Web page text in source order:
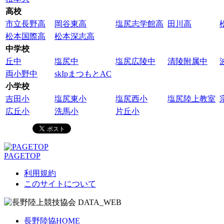
高校
市立長野高
岡谷東高 塩尻志学館高 田川高
松本国際高
松本深志高
中学校
丘中
塩尻中 塩尻広陵中 清陵附属中
両小野中
skIpまつもとAC
小学校
吉田小
塩尻東小 塩尻西小 塩尻陸上教室
広丘小
洗馬小 片丘小
PAGETOP
利用規約
このサイトについて
長野陸協HOME